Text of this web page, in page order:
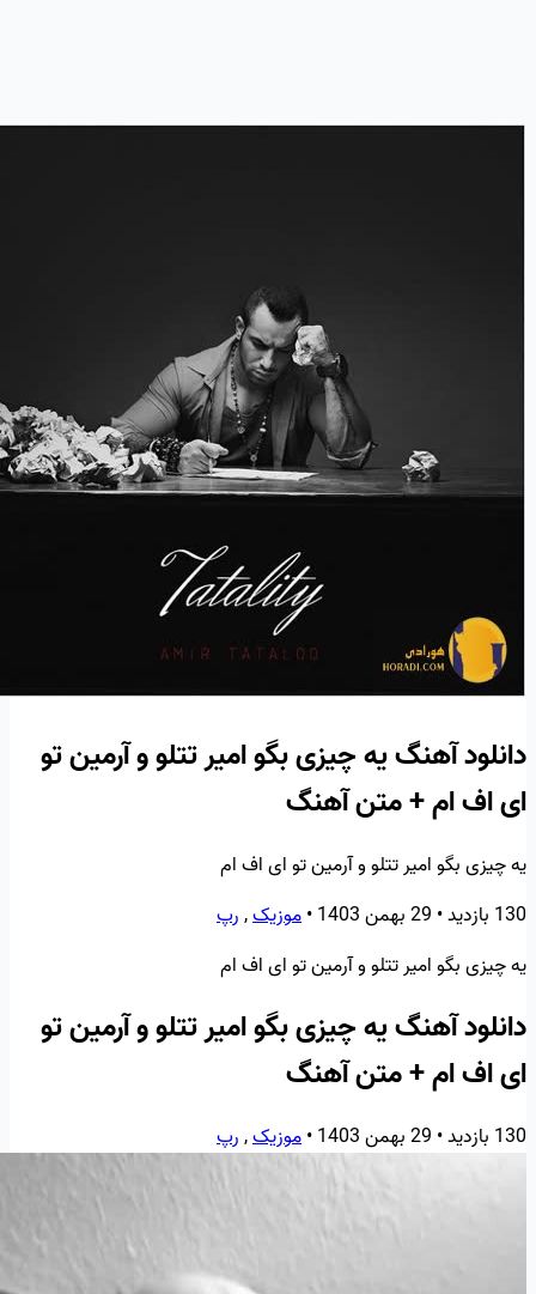
دانلود آهنگ یه چیزی بگو امیر تتلو و آرمین تو
ای اف ام + متن آهنگ
یه چیزی بگو امیر تتلو و آرمین تو ای اف ام
130 بازدید
• 29 بهمن 1403 •موزیک,رپ
یه چیزی بگو امیر تتلو و آرمین تو ای اف ام
دانلود آهنگ یه چیزی بگو امیر تتلو و آرمین تو
ای اف ام + متن آهنگ
130 بازدید • 29 بهمن 1403 •موزیک,رپ